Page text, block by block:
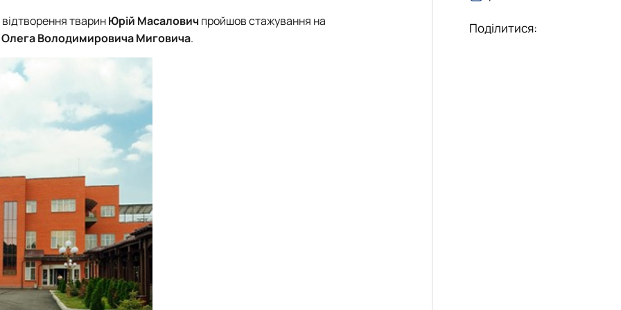
вченою радою факультет…
ветеринарної медицини …
Вступ 2018 рік
відтворення тваринЮрій Масалович пройшов стажування на
Олега Володимировича Миговича.
Поділитися: